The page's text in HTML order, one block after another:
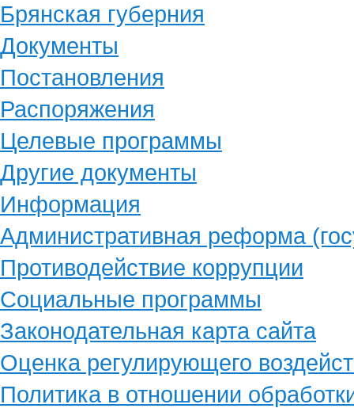
Брянская губерния
Документы
Постановления
Распоряжения
Целевые программы
Другие документы
Информация
Административная реформа
Противодействие коррупции
Социальные программы
Законодательная карта сайта
Оценка регулирующего
Политика в отношении